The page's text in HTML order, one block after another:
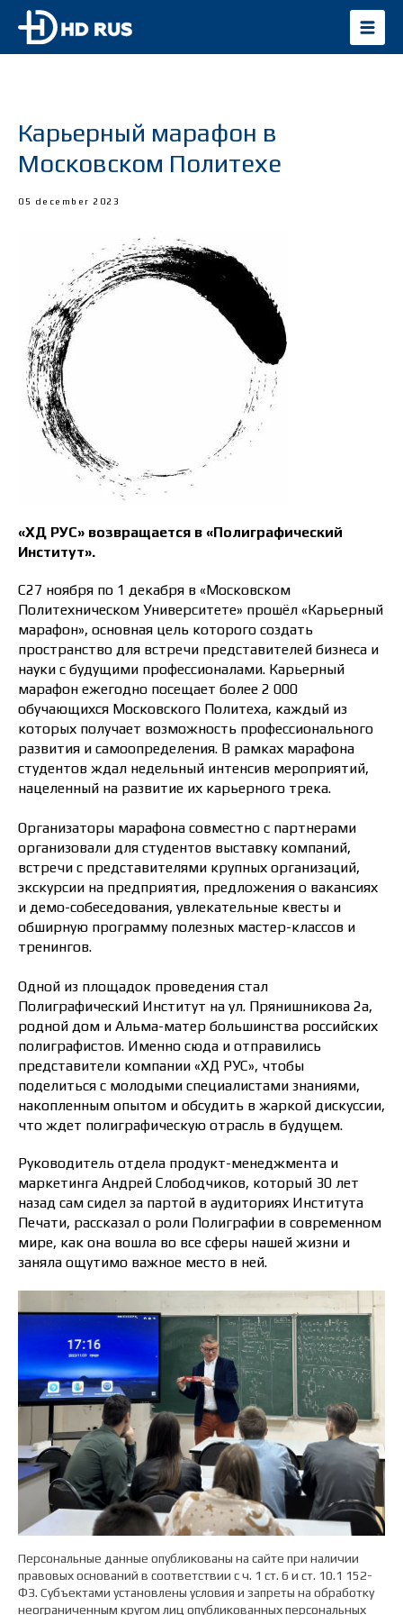
Карьерный марафон в
Московском Политехе
05 december 2023
«ХД РУС» возвращается в «Полиграфический
Институт».
С27 ноября по 1 декабря в «Московском
Политехническом Университете» прошёл «Карьерный
марафон», основная цель которого создать
пространство для встречи представителей бизнеса и
науки с будущими профессионалами. Карьерный
марафон ежегодно посещает более 2 000
обучающихся Московского Политеха, каждый из
которых получает возможность профессионального
развития и самоопределения. В рамках марафона
студентов ждал недельный интенсив мероприятий,
нацеленный на развитие их карьерного трека.
Организаторы марафона совместно с партнерами
организовали для студентов выставку компаний,
встречи с представителями крупных организаций,
экскурсии на предприятия, предложения о вакансиях
и демо-собеседования, увлекательные квесты и
обширную программу полезных мастер-классов и
тренингов.
Одной из площадок проведения стал
Полиграфический Институт на ул. Прянишникова 2а,
родной дом и Альма-матер большинства российских
полиграфистов. Именно сюда и отправились
представители компании «ХД РУС», чтобы
поделиться с молодыми специалистами знаниями,
накопленным опытом и обсудить в жаркой дискуссии,
что ждет полиграфическую отрасль в будущем.
Руководитель отдела продукт-менеджмента и
маркетинга Андрей Слободчиков, который 30 лет
назад сам сидел за партой в аудиториях Института
Печати, рассказал о роли Полиграфии в современном
мире, как она вошла во все сферы нашей жизни и
заняла ощутимо важное место в ней.
Персональные данные опубликованы на сайте при наличии
правовых оснований в соответствии с ч. 1 ст. 6 и ст. 10.1 152-
ФЗ. Субъектами установлены условия и запреты на обработку
неограниченным кругом лиц опубликованных персональных